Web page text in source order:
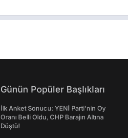
Günün Popüler Başlıkları
İlk Anket Sonucu: YENİ Parti'nin Oy
Oranı Belli Oldu, CHP Barajın Altına
Düştü!